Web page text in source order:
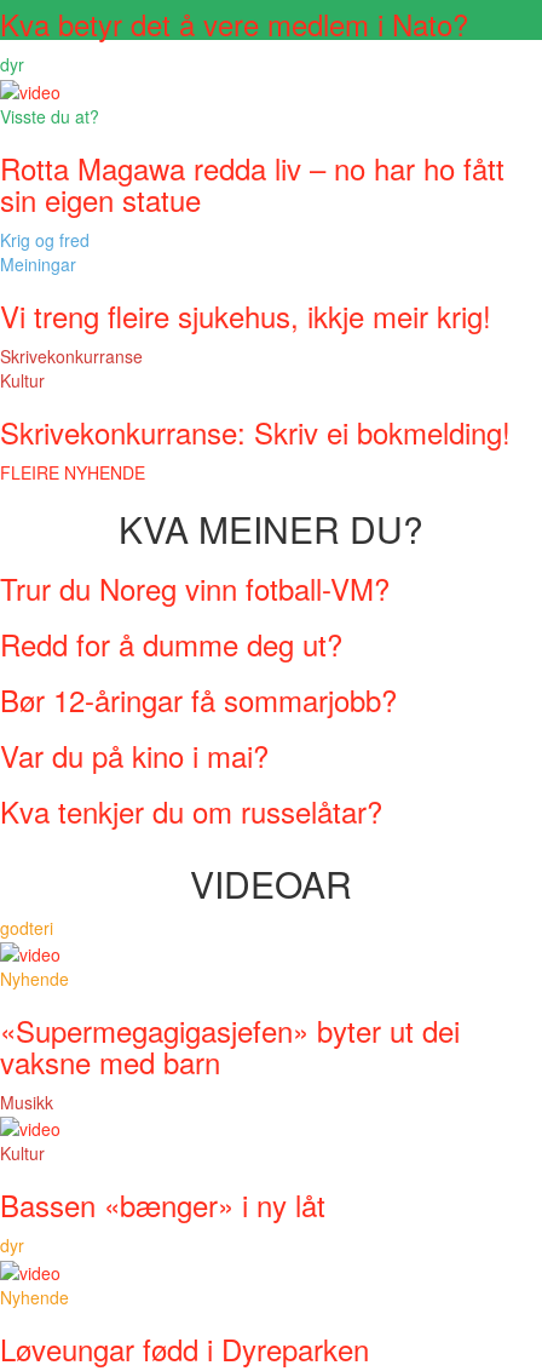
Kva betyr det å vere medlem i Nato?
dyr
Visste du at?
Rotta Magawa redda liv – no har ho fått
sin eigen statue
Krig og fred
Meiningar
Vi treng fleire sjukehus, ikkje meir krig!
Skrivekonkurranse
Kultur
Skrivekonkurranse: Skriv ei bokmelding!
FLEIRE NYHENDE
KVA MEINER DU?
Trur du Noreg vinn fotball-VM?
Redd for å dumme deg ut?
Bør 12-åringar få sommarjobb?
Var du på kino i mai?
Kva tenkjer du om russelåtar?
VIDEOAR
godteri
Nyhende
«Supermegagigasjefen» byter ut dei
vaksne med barn
Musikk
Kultur
Bassen «bænger» i ny låt
dyr
Nyhende
Løveungar fødd i Dyreparken